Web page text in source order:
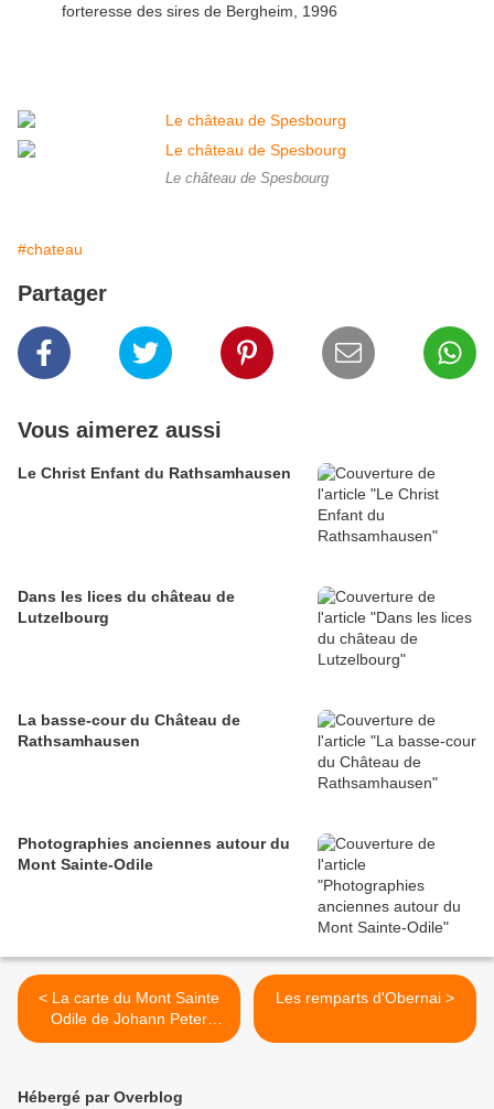
forteresse des sires de Bergheim, 1996
Le château de Spesbourg
#chateau
Partager
Vous aimerez aussi
Le Christ Enfant du Rathsamhausen
Dans les lices du château de
Lutzelbourg
La basse-cour du Château de
Rathsamhausen
Photographies anciennes autour du
Mont Sainte-Odile
< La carte du Mont Sainte
Odile de Johann Peter
Müller
Les remparts d'Obernai >
Hébergé par Overblog